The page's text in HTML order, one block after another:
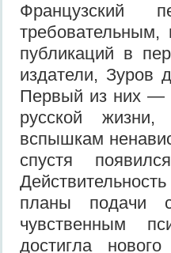
Французский
требовательным,
публикаций в
издатели, Зуров
Первый из них —
русской жизни,
вспышкам
спустя
планы подачи
чувственным
достигла